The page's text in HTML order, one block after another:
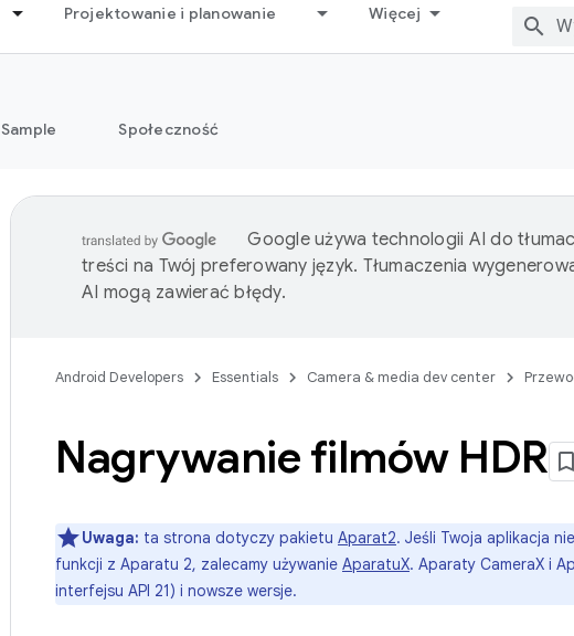
Projektowanie i planowanie Więcej
Sample Społeczność
Google używa technologii AI do
treści na Twój preferowany język. Tłumaczenia
AI mogą zawierać błędy.
Android Developers Essentials Camera & media dev center
Nagrywanie filmów HDR
Uwaga: ta strona dotyczy pakietu Aparat2. Jeśli Twoja aplikacja
funkcji z Aparatu 2, zalecamy używanie AparatuX. Aparaty CameraX i
interfejsu API 21) i nowsze wersje.